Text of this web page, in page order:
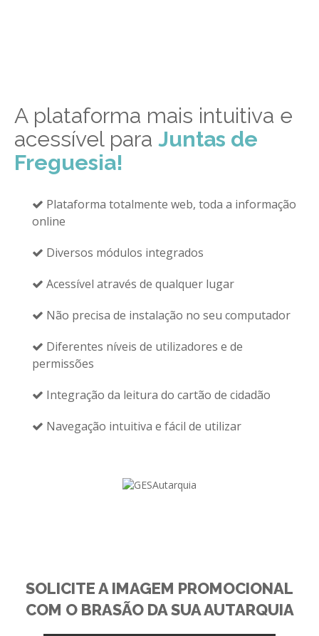
A plataforma mais intuitiva e
acessível para Juntas de
Freguesia!
Plataforma totalmente web, toda a informação
online
Diversos módulos integrados
Acessível através de qualquer lugar
Não precisa de instalação no seu computador
Diferentes níveis de utilizadores e de
permissões
Integração da leitura do cartão de cidadão
Navegação intuitiva e fácil de utilizar
SOLICITE A IMAGEM PROMOCIONAL
COM O BRASÃO DA SUA AUTARQUIA